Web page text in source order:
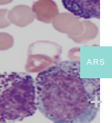
ARS